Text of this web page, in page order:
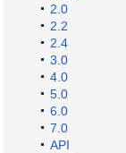
2.0
2.2
2.4
3.0
4.0
5.0
6.0
7.0
API